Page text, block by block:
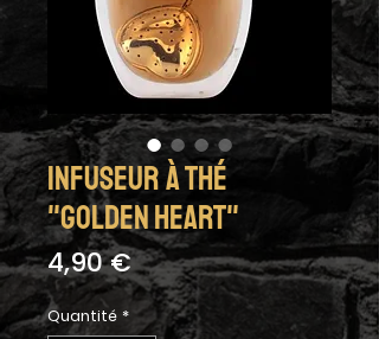
Infuseur à thé
"Golden Heart"
4,90 €Prix
Quantité *